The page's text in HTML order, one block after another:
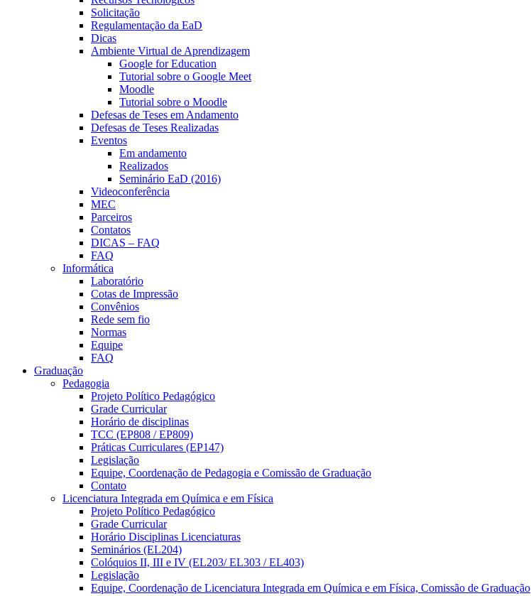
Solicitação
Regulamentação da EaD
Dicas
Ambiente Virtual de Aprendizagem
Google for Education
Tutorial sobre o Google Meet
Moodle
Tutorial sobre o Moodle
Defesas de Teses em Andamento
Defesas de Teses Realizadas
Eventos
Em andamento
Realizados
Seminário EaD (2016)
Videoconferência
MEC
Parceiros
Contatos
DICAS – FAQ
FAQ
Informática
Laboratório
Cotas de Impressão
Convênios
Rede sem fio
Normas
Equipe
FAQ
Graduação
Pedagogia
Projeto Político Pedagógico
Grade Curricular
Horário de disciplinas
TCC (EP808 / EP809)
Práticas Curriculares (EP147)
Legislação
Equipe, Coordenação de Pedagogia e Comissão de Graduação
Contato
Licenciatura Integrada em Química e em Física
Projeto Político Pedagógico
Grade Curricular
Horário Disciplinas Licenciaturas
Seminários (EL204)
Colóquios II, III e IV (EL203/ EL303 / EL403)
Legislação
Equipe, Coordenação de Licenciatura Integrada em Química e em Física, Comissão de Graduação